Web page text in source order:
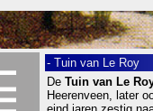
- Tuin van Le Roy
De Tuin van Le
Heerenveen, later